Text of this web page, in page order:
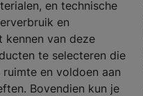
en technische
en
kennen van deze
te selecteren die
en voldoen aan
Bovendien kun je